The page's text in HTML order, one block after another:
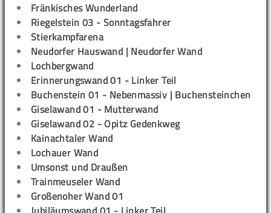
Fränkisches Wunderland
Riegelstein 03 - Sonntagsfahrer
Stierkampfarena
Neudorfer Hauswand | Neudorfer Wand
Lochbergwand
Erinnerungswand 01 - Linker Teil
Buchenstein 01 - Nebenmassiv | Buchensteinchen
Giselawand 01 - Mutterwand
Giselawand 02 - Opitz Gedenkweg
Kainachtaler Wand
Lochauer Wand
Umsonst und Draußen
Trainmeuseler Wand
Großenoher Wand 01